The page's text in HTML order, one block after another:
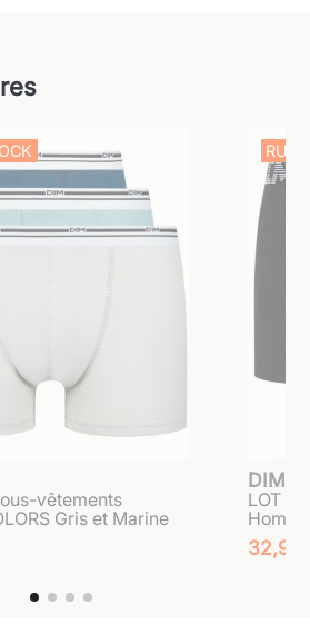
vêtements
Gris et Marine
DIM
LOT
32,90